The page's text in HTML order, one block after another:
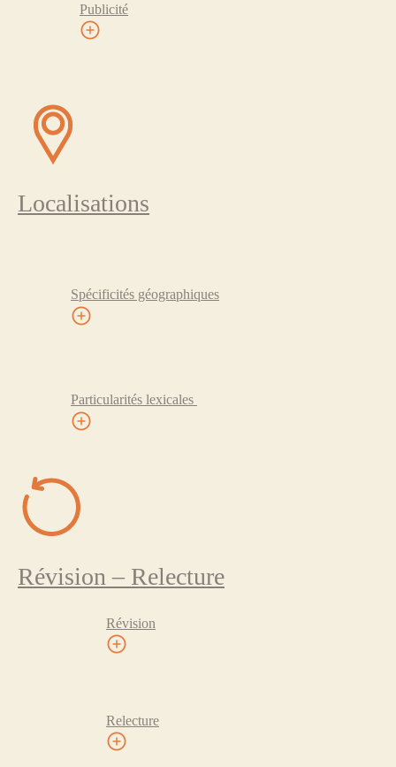
Publicité
Localisations
Spécificités géographiques
Particularités lexicales
Révision – Relecture
Révision
Relecture